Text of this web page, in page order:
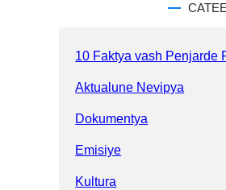
10 Faktya vash Penjarde
Aktualune Nevipya
Dokumentya
Emisiye
Kultura